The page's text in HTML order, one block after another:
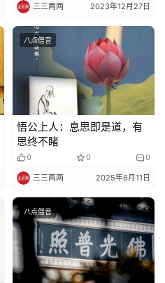
三三两两 2023年12月27日
八点僧音
悟公上人：息思即是道，有
思终不睹
0 0 0
三三两两 2025年6月11日
八点僧音